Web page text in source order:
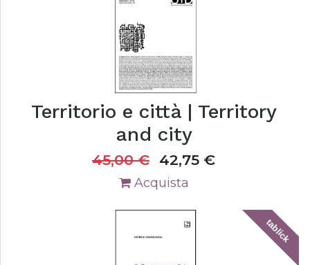
Territorio e città | Territory
and city
45,00€ 42,75 €
Acquista
tablick